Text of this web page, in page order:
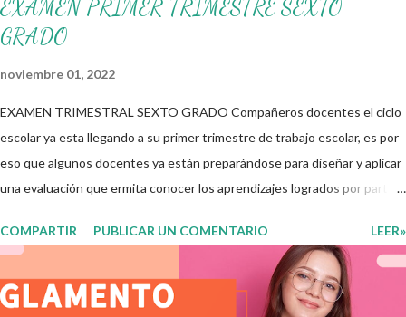
EXAMEN PRIMER TRIMESTRE SEXTO
GRADO
noviembre 01, 2022
EXAMEN TRIMESTRAL SEXTO GRADO Compañeros docentes el ciclo
escolar ya esta llegando a su primer trimestre de trabajo escolar, es por
eso que algunos docentes ya están preparándose para diseñar y aplicar
una evaluación que ermita conocer los aprendizajes logrados por parte
para evaluar las diferentes asignaturas que sus alumnos cursaron
durante este ciclo escolar, permitiendo obtener un mayor panorama de
los aprendizajes claves que sus nuevos aprendientes ya lograron
COMPARTIR PUBLICAR UN COMENTARIO LEER»